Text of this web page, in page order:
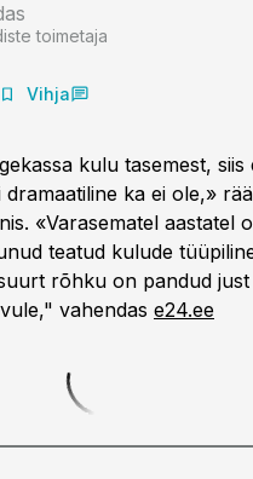
toimetaja
Vihja
kulu tasemest, siis
ka ei ole,»
«Varasematel aastatel
teatud kulude
rõhku on pandud just
vahendas e24.ee